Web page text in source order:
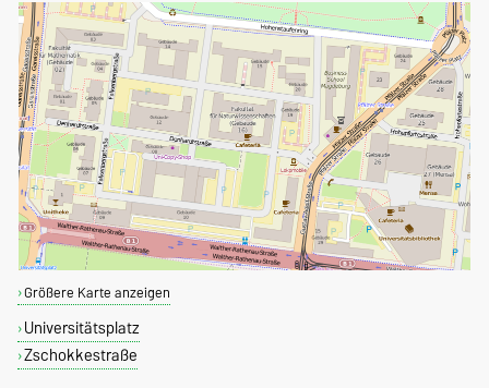
Größere Karte anzeigen
Universitätsplatz
Zschokkestraße